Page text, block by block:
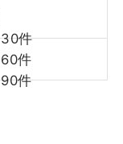
30件
60件
90件